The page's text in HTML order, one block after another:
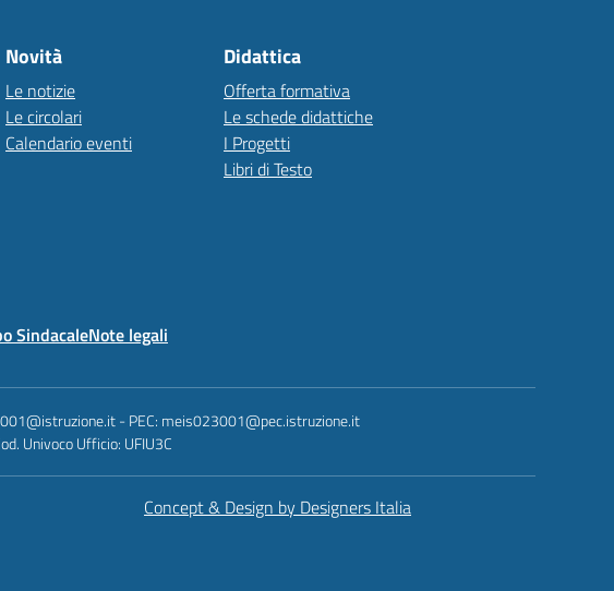
Novità
Le notizie
Le circolari
Calendario eventi
Didattica
Offerta formativa
Le schede didattiche
I Progetti
Libri di Testo
SindacaleNote legali
- PEC: meis023001@pec.istruzione.it
Univoco Ufficio: UFIU3C
Concept & Design by Designers Italia